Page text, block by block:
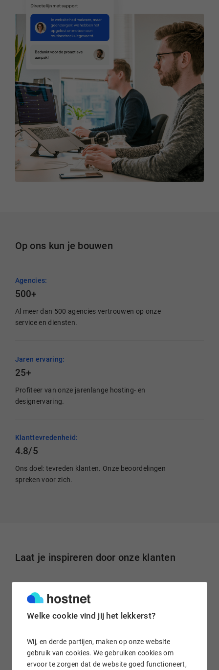
Welke cookie vind jij het lekkerst?
Wij, en derde partijen, maken op onze website
gebruik van cookies. We gebruiken cookies om
ervoor te zorgen dat de website goed functioneert,
Op ons kun je bouwen
Agencies:
500+
Al meer dan 500 agencies vertrouwen op onze
service en diensten.
Jaren ervaring:
25+
Profiteer van onze jarenlange hosting- en
designervaring.
Klanttevredenheid:
4.8/5
Ons doel: tevreden klanten. Onze beoordelingen
spreken voor zich.
Laat je inspireren door onze klanten
"Al jaren is Hostnet een vaste partner op
hostingvlak. Op dit gebied hebben wij een fijne,
betrouwbare en toegankelijke partij gevonden
hosting-oplossing te realiseren voor onze klanten."